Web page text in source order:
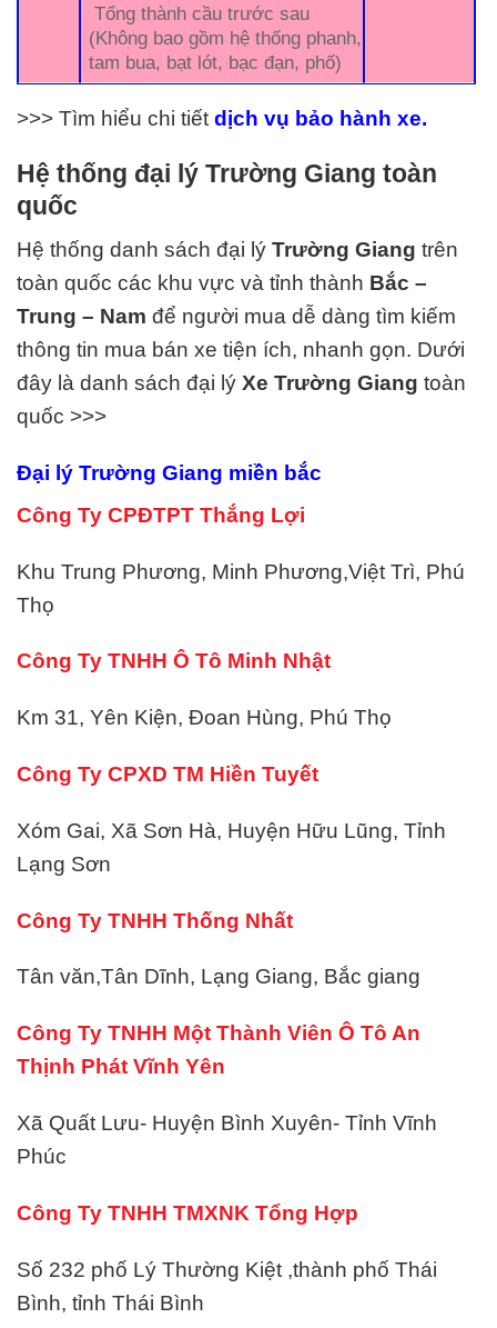
Tổng thành cầu trước sau
(Không bao gồm hệ thống phanh,
tam bua, bạt lót, bạc đạn, phố)
>>> Tìm hiểu chi tiết dịch vụ bảo hành xe.
Hệ thống đại lý Trường Giang toàn
quốc
Hệ thống danh sách đại lý Trường Giang trên
toàn quốc các khu vực và tỉnh thành Bắc –
Trung – Nam để người mua dễ dàng tìm kiếm
thông tin mua bán xe tiện ích, nhanh gọn. Dưới
đây là danh sách đại lý Xe Trường Giang toàn
quốc >>>
Đại lý Trường Giang miền bắc
Công Ty CPĐTPT Thắng Lợi
Khu Trung Phương, Minh Phương,Việt Trì, Phú
Thọ
Công Ty TNHH Ô Tô Minh Nhật
Km 31, Yên Kiện, Đoan Hùng, Phú Thọ
Công Ty CPXD TM Hiền Tuyết
Xóm Gai, Xã Sơn Hà, Huyện Hữu Lũng, Tỉnh
Lạng Sơn
Công Ty TNHH Thống Nhất
Tân văn,Tân Dĩnh, Lạng Giang, Bắc giang
Công Ty TNHH Một Thành Viên Ô Tô An
Thịnh Phát Vĩnh Yên
Xã Quất Lưu- Huyện Bình Xuyên- Tỉnh Vĩnh
Phúc
Công Ty TNHH TMXNK Tổng Hợp
Số 232 phố Lý Thường Kiệt ,thành phố Thái
Bình, tỉnh Thái Bình